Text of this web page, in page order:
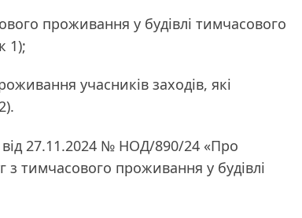
проживання у будівлі тимчасового
1);
учасників заходів, які
27.11.2024 № НОД/890/24 «Про
тимчасового проживання у будівлі